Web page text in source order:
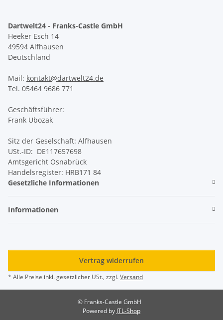
Dartwelt24 - Franks-Castle GmbH
Heeker Esch 14
49594 Alfhausen
Deutschland
Mail: kontakt@dartwelt24.de
Tel. 05464 9686 771
Geschäftsführer:
Frank Ubozak
Sitz der Geselschaft: Alfhausen
USt.-ID: DE117657698
Amtsgericht Osnabrück
Handelsregister: HRB171 84
Gesetzliche Informationen
Informationen
Vertrag widerrufen
* Alle Preise inkl. gesetzlicher USt., zzgl.Versand
© Franks-Castle GmbH
Powered by JTL-Shop